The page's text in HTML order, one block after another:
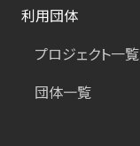
利用団体
プロジェクト一覧
団体一覧